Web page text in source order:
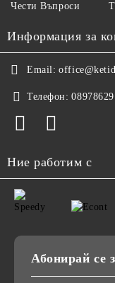
Чести Въпроси
Информация за
Email:
Телефон:
Ние работим с
Абонирай се